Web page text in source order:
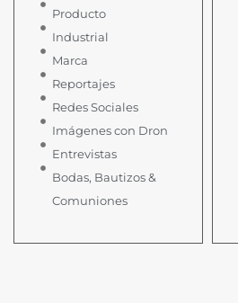
Producto
Industrial
Marca
Reportajes
Redes Sociales
Imágenes con Dron
Entrevistas
Bodas, Bautizos &
Comuniones